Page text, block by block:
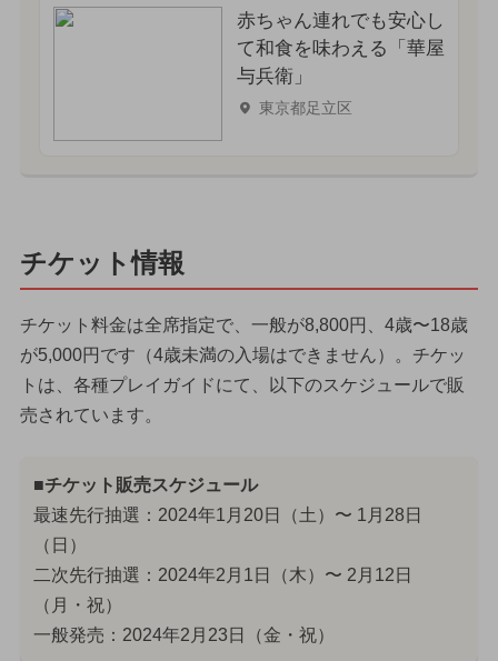
赤ちゃん連れでも安心し
て和食を味わえる「華屋
与兵衛」
東京都足立区
チケット情報
チケット料金は全席指定で、一般が8,800円、4歳〜18歳
が5,000円です（4歳未満の入場はできません）。チケッ
トは、各種プレイガイドにて、以下のスケジュールで販
売されています。
■チケット販売スケジュール
最速先行抽選：2024年1月20日（土）〜 1月28日
（日）
二次先行抽選：2024年2月1日（木）〜 2月12日
（月・祝）
一般発売：2024年2月23日（金・祝）